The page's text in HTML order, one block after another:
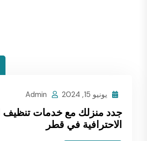
يونيو 15, 2024 Admin
جدد منزلك مع خدمات تنظيف
الاحترافية في قطر